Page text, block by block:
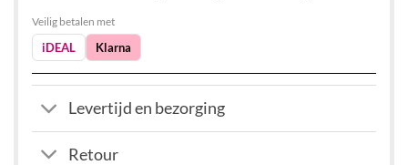
Veilig betalen met
iDEAL Klarna
Levertijd en bezorging
Retour